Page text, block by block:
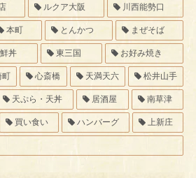
ルクア大阪 川西能勢口
本町 とんかつ まぜそば
丼 東三国 お好み焼き
町 心斎橋 天満天六 松井山手
天ぷら・天丼 居酒屋 南草津
買い食い ハンバーグ 上新庄